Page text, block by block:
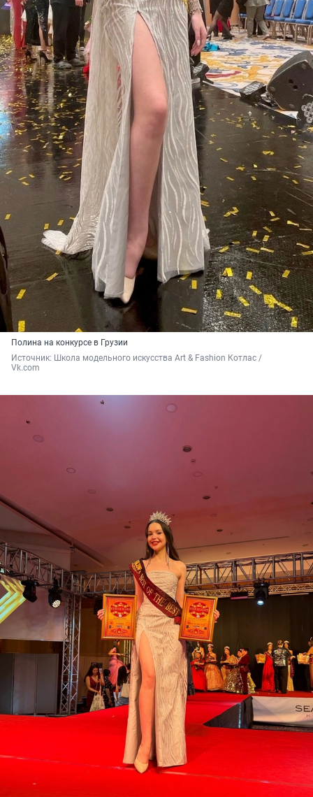
Полина на конкурсе в Грузии
Источник: Школа модельного искусства Art & Fashion Котлас /
Vk.com